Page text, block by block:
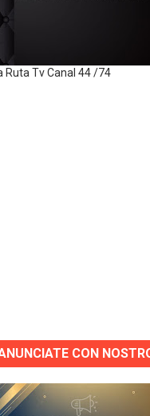
Ruta Tv Canal 44 /74
CON